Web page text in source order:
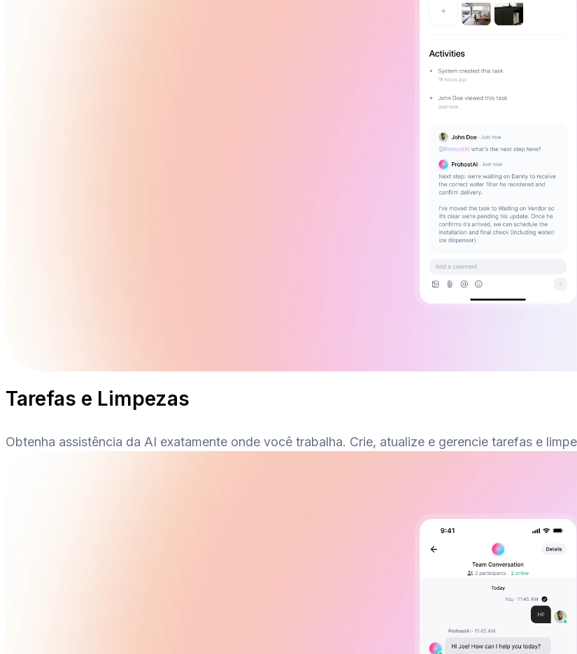
Tarefas e Limpezas
Obtenha assistência da AI exatamente onde você trabalha. Crie, atualize e gerencie tarefas e